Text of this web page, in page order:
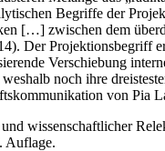
Begriffe der
[…] zwischen dem
Der Projektionsbegriff
Verschiebung
noch ihre
von
wissenschaftlicher
Auflage.